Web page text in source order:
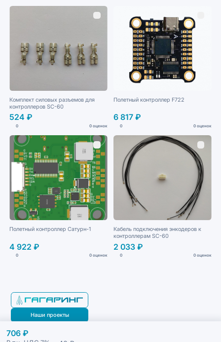
Комплект силовых разъемов для
контроллеров SC-60
524 ₽
0 0 оценок
Полетный контроллер F722
6 817 ₽
0 0 оценок
Полетный контроллер Сатурн-1
4 922 ₽
0 0 оценок
Кабель подключения энкодеров к
контроллерам SC-60
2 033 ₽
0 0 оценок
706 ₽
Наши проекты